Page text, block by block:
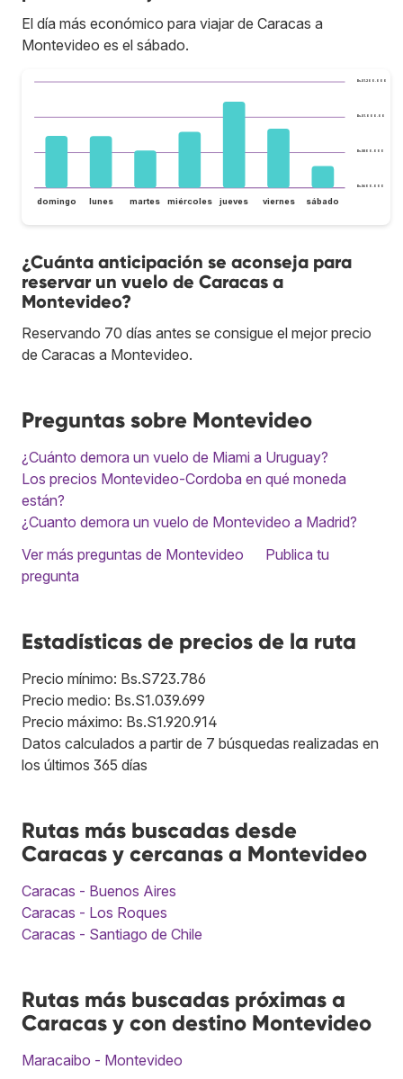
El día más económico para viajar de Caracas a
Montevideo es el sábado.
Bs.S600.000
Bs.S800.000
Bs.S1.000.000
Bs.S1.200.000
domingo lunes martes miércoles jueves viernes sábado
¿Cuánta anticipación se aconseja para
reservar un vuelo de Caracas a
Montevideo?
Reservando 70 días antes se consigue el mejor precio
de Caracas a Montevideo.
Preguntas sobre Montevideo
¿Cuánto demora un vuelo de Miami a Uruguay?
Los precios Montevideo-Cordoba en qué moneda
están?
¿Cuanto demora un vuelo de Montevideo a Madrid?
Ver más preguntas de Montevideo
Publica tu
pregunta
Estadísticas de precios de la ruta
Precio mínimo: Bs.S723.786
Precio medio: Bs.S1.039.699
Precio máximo: Bs.S1.920.914
Datos calculados a partir de 7 búsquedas realizadas en
los últimos 365 días
Rutas más buscadas desde
Caracas y cercanas a Montevideo
Caracas - Buenos Aires
Caracas - Los Roques
Caracas - Santiago de Chile
Rutas más buscadas próximas a
Caracas y con destino Montevideo
Maracaibo - Montevideo